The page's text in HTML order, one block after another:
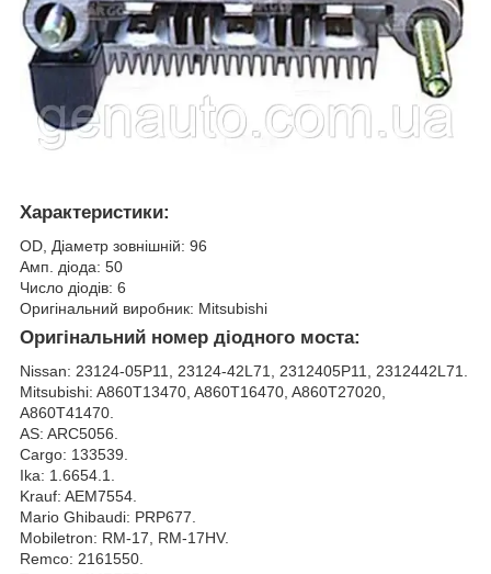
Характеристики:
OD, Діаметр зовнішній: 96
Амп. діода: 50
Число діодів: 6
Оригінальний виробник: Mitsubishi
Оригінальний номер діодного моста:
Nissan: 23124-05P11, 23124-42L71, 2312405P11, 2312442L71.
Mitsubishi: A860T13470, A860T16470, A860T27020,
A860T41470.
AS: ARC5056.
Cargo: 133539.
Ika: 1.6654.1.
Krauf: AEM7554.
Mario Ghibaudi: PRP677.
Mobiletron: RM-17, RM-17HV.
Remco: 2161550.